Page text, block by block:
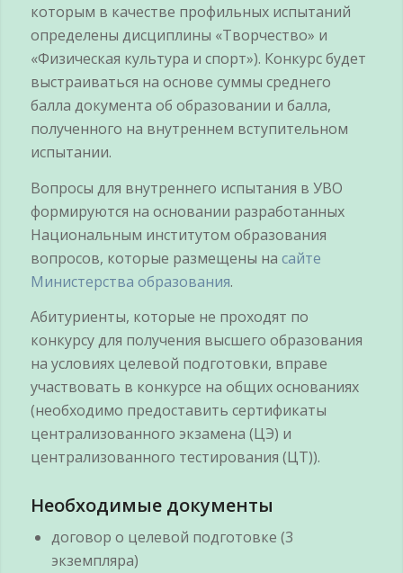
которым в качестве профильных испытаний
определены дисциплины «Творчество» и
«Физическая культура и спорт»). Конкурс будет
выстраиваться на основе суммы среднего
балла документа об образовании и балла,
полученного на внутреннем вступительном
испытании.
Вопросы для внутреннего испытания в УВО
формируются на основании разработанных
Национальным институтом образования
вопросов, которые размещены на сайте
Министерства образования.
Абитуриенты, которые не проходят по
конкурсу для получения высшего образования
на условиях целевой подготовки, вправе
участвовать в конкурсе на общих основаниях
(необходимо предоставить сертификаты
централизованного экзамена (ЦЭ) и
централизованного тестирования (ЦТ)).
Необходимые документы
договор о целевой подготовке (3
экземпляра)